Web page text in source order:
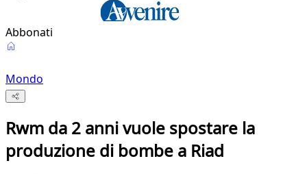
Abbonati
Mondo
Rwm da 2 anni vuole spostare la
produzione di bombe a Riad